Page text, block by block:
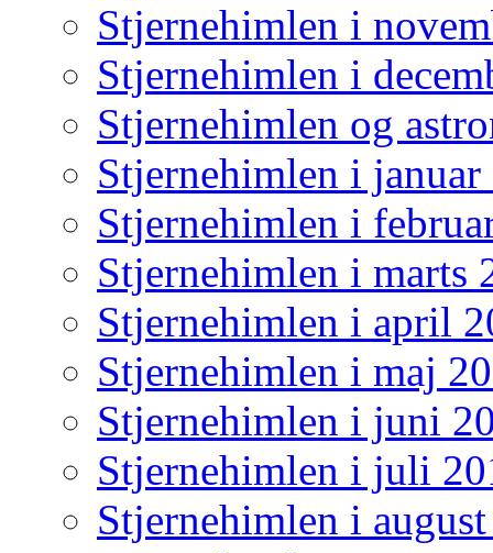
Stjernehimlen i
Stjernehimlen i
Stjernehimlen og
Stjernehimlen i januar
Stjernehimlen i
Stjernehimlen i marts
Stjernehimlen i april
Stjernehimlen i maj
Stjernehimlen i juni
Stjernehimlen i juli
Stjernehimlen i